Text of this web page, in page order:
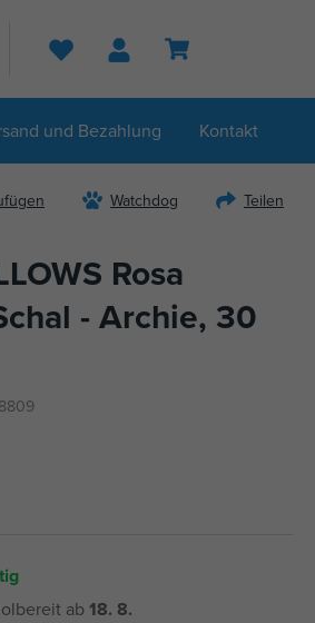
Suche
und Bezahlung Kontakt
Watchdog Teilen
Rosa
- Archie, 30
ab 18. 8.